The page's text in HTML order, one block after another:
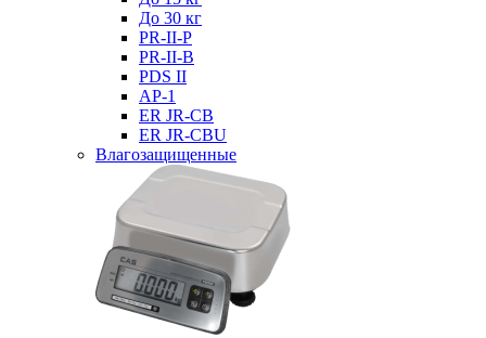
До 30 кг
PR-II-P
PR-II-B
PDS II
AP-1
ER JR-CB
ER JR-CBU
Влагозащищенные